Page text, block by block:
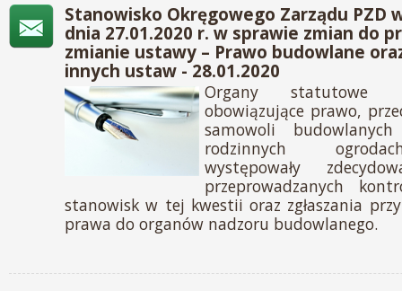
Stanowisko Okręgowego Zarządu PZD
dnia 27.01.2020 r. w sprawie zmian do
zmianie ustawy – Prawo budowlane
innych ustaw - 28.01.2020
Organy statutowe
obowiązujące prawo,
samowoli
rodzinnych
występowały
przeprowadzanych
stanowisk w tej kwestii oraz zgłaszania
prawa do organów nadzoru budowlanego.